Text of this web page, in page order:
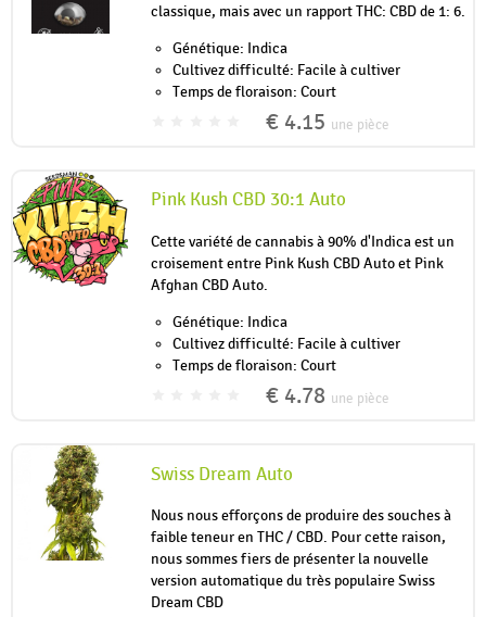
classique, mais avec un rapport THC: CBD de 1: 6.
Génétique: Indica
Cultivez difficulté: Facile à cultiver
Temps de floraison: Court
€ 4.15 une pièce
Pink Kush CBD 30:1 Auto
Cette variété de cannabis à 90% d'Indica est un
croisement entre Pink Kush CBD Auto et Pink
Afghan CBD Auto.
Génétique: Indica
Cultivez difficulté: Facile à cultiver
Temps de floraison: Court
€ 4.78 une pièce
Swiss Dream Auto
Nous nous efforçons de produire des souches à
faible teneur en THC / CBD. Pour cette raison,
nous sommes fiers de présenter la nouvelle
version automatique du très populaire Swiss
Dream CBD